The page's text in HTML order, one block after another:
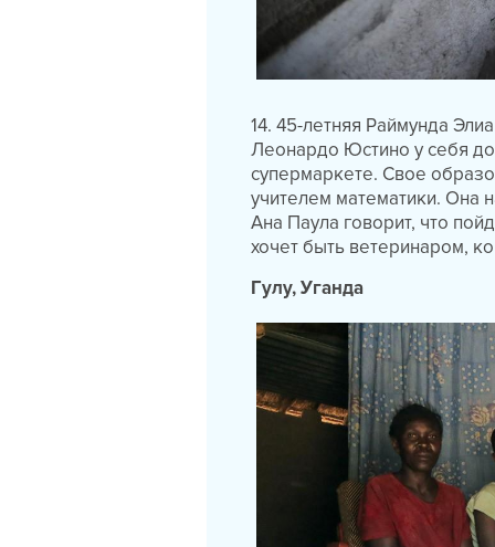
14. 45-летняя Раймунда
Леонардо Юстино у себя
супермаркете. Свое
учителем математики. Она
Ана Паула говорит, что
хочет быть ветеринаром,
Гулу, Уганда